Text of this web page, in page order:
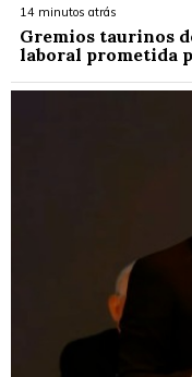
14 minutos atrás
Gremios taurinos
laboral prometida